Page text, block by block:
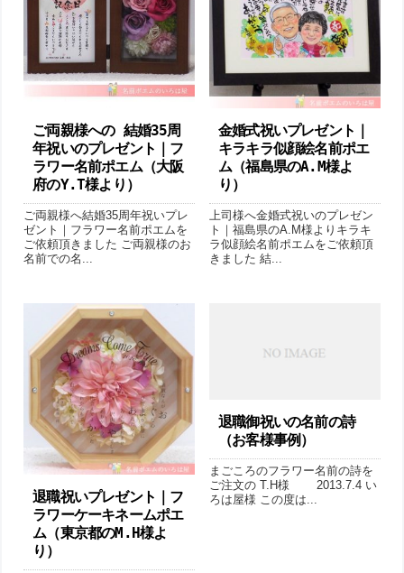
ご両親様への 結婚35周
年祝いのプレゼント｜フ
ラワー名前ポエム（大阪
府のY.T様より）
ご両親様へ結婚35周年祝いプレ
ゼント｜フラワー名前ポエムを
ご依頼頂きました ご両親様のお
名前での名...
金婚式祝いプレゼント｜
キラキラ似顔絵名前ポエ
ム （福島県のA.M様よ
り ）
上司様へ金婚式祝いのプレゼン
ト｜福島県のA.M様よりキラキ
ラ似顔絵名前ポエムをご依頼頂
きました 結...
退職祝いプレゼント｜フ
ラワーケーキネームポエ
ム（東京都のM.H様よ
り ）
退職御祝いの名前の詩
（お客様事例）
まごころのフラワー名前の詩を
ご注文の T.H様 2013.7.4 い
ろは屋様 この度は...